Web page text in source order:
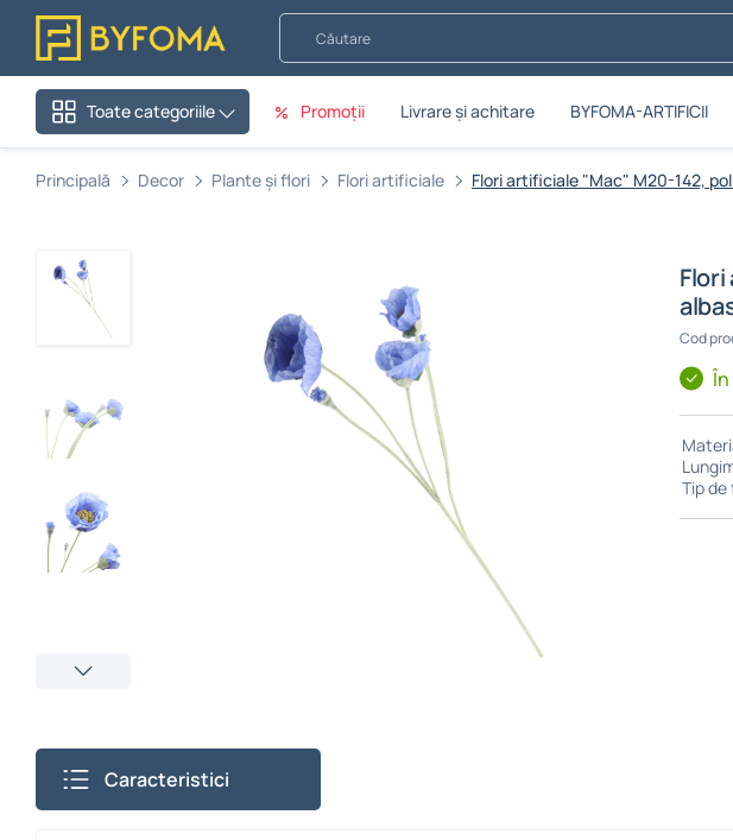
Căutare
Toate categoriile Promoții Livrare și achitare BYFOMA-ARTIFICII
Principală Decor Plante și flori Flori artificiale Flori artificiale "Mac" M20-142,
Flori
Cod
Tip
Caracteristici